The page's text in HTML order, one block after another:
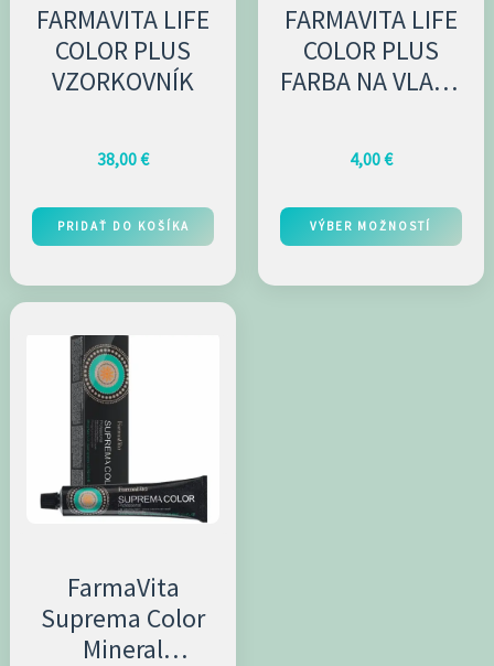
FARMAVITA LIFE
COLOR PLUS
VZORKOVNÍK
38,00€
PRIDAŤ DO KOŠÍKA
FARMAVITA LIFE
COLOR PLUS
FARBA NA VLASY
4,00€
VÝBER MOŽNOSTÍ
vybrať
stránke
FarmaVita
Suprema Color
Mineral
produkt
viacero
variantov.
Možnosti
si
vybrať
na
stránke